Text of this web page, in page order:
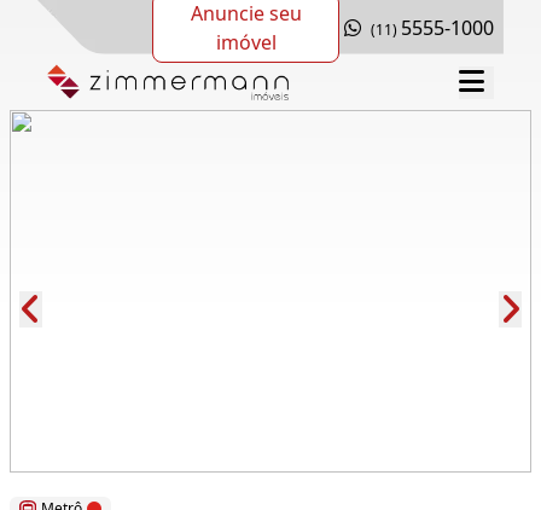
Anuncie seu
imóvel
(11) 5555-1000